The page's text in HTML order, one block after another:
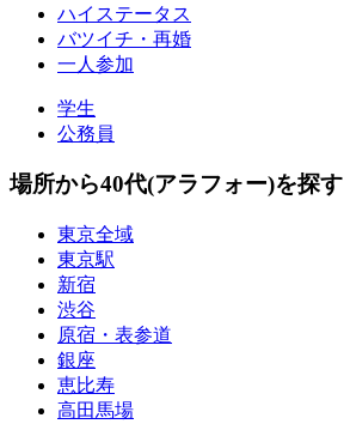
ハイステータス
バツイチ・再婚
一人参加
学生
公務員
場所から40代(アラフォー)を探す
東京全域
東京駅
新宿
渋谷
原宿・表参道
銀座
恵比寿
高田馬場